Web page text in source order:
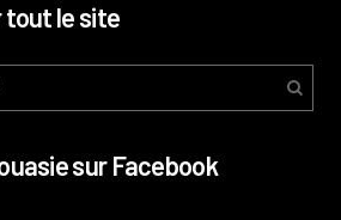
tout le site
sur Facebook